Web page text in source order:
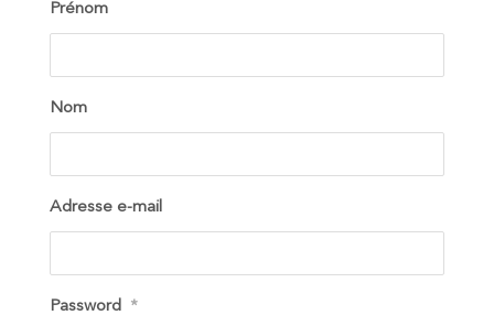
Prénom
Nom
Adresse e-mail
Password *